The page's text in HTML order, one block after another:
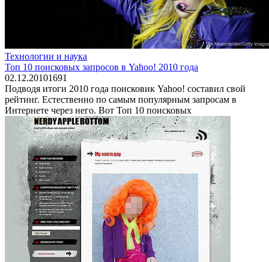
Технологии и наука
Топ 10 поисковых запросов в Yahoo! 2010 года
02.12.20101691
Подводя итоги 2010 года поисковик Yahoo! составил свой
рейтинг. Естественно по самым популярным запросам в
Интернете через него. Вот Топ 10 поисковых